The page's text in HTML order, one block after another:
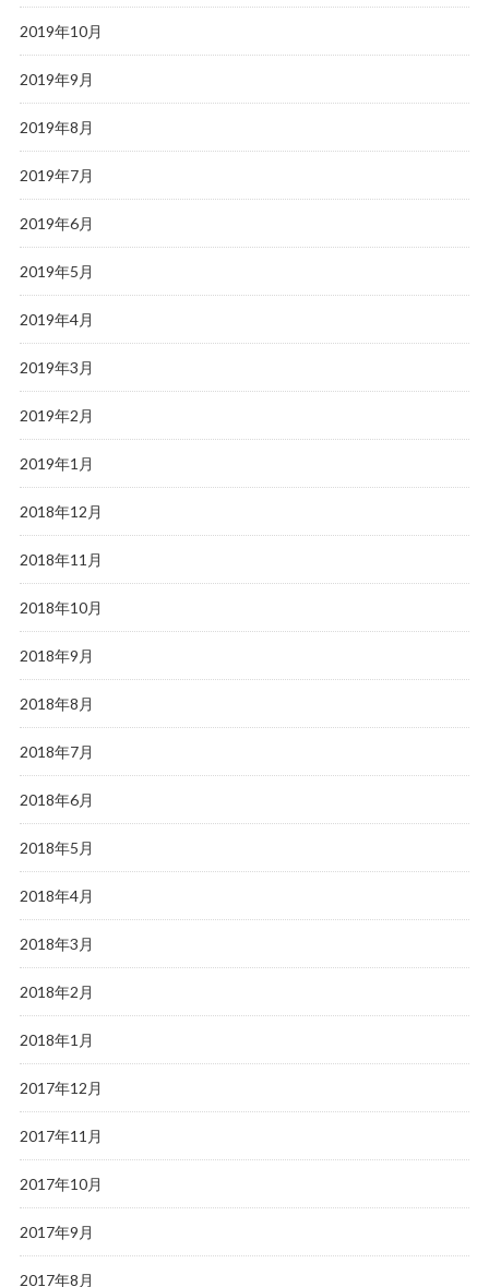
2019年10月
2019年9月
2019年8月
2019年7月
2019年6月
2019年5月
2019年4月
2019年3月
2019年2月
2019年1月
2018年12月
2018年11月
2018年10月
2018年9月
2018年8月
2018年7月
2018年6月
2018年5月
2018年4月
2018年3月
2018年2月
2018年1月
2017年12月
2017年11月
2017年10月
2017年9月
2017年8月